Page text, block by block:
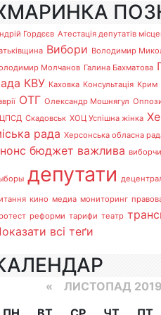
Гордєєв Атестація депутатів
Вибори Володимир
Молчанов Галина Бахматова
КВУ Каховка Консультація Крим
ОТГ Олександр Мошнягул
Скадовськ ХОЦ Успішна жінка
рада Херсонська обласна
бюджет важлива
депутати
кино медиа мониторинг
реформи тарифи театр
всі теґи
« ЛИСТОПАД